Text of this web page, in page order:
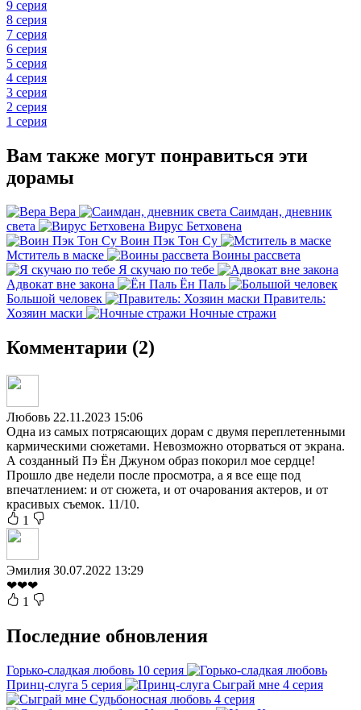
9 серия
8 серия
7 серия
6 серия
5 серия
4 серия
3 серия
2 серия
1 серия
Вам также могут понравиться эти
дорамы
Вера
Саимдан, дневник
света
Вирус Бетховена
Воин Пэк Тон Су
Мститель в маске
Воины рассвета
Я скучаю по тебе
Адвокат вне закона
Ён Паль
Большой человек
Правитель:
Хозяин маски
Ночные стражи
Комментарии (2)
Любовь 22.11.2023 15:06
Одна из самых потрясающих дорам с двумя переплетенными
кармическими сюжетами. Невозможно оторваться от экрана.
А созданный Пэ Ён Джуном образ покорил мое сердце!
Прошло две недели после просмотра, а я все еще под
впечатлением: и от сюжета, и от очарования актеров, и от
красивых съемок. 11/10.
1
Эмилия 30.07.2022 13:29
❤❤❤
1
Последние обновления
Горько-сладкая любовь 10 серия
Принц-слуга 5 серия Сыграй мне 4 серия
Судьбоносная любовь 4 серия